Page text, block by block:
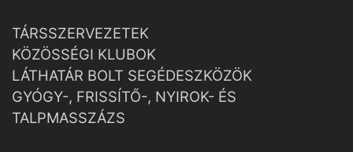
TÁRSSZERVEZETEK
KÖZÖSSÉGI KLUBOK
LÁTHATÁR BOLT SEGÉDESZKÖZÖK
GYÓGY-, FRISSÍTŐ-, NYIROK- ÉS
TALPMASSZÁZS